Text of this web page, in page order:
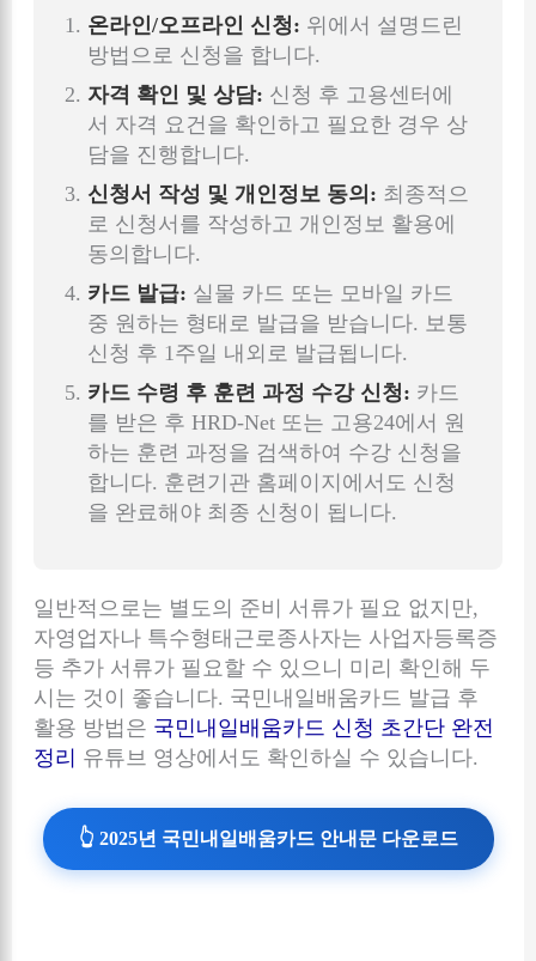
온라인/오프라인 신청: 위에서 설명드린
방법으로 신청을 합니다.
자격 확인 및 상담: 신청 후 고용센터에
서 자격 요건을 확인하고 필요한 경우 상
담을 진행합니다.
신청서 작성 및 개인정보 동의: 최종적으
로 신청서를 작성하고 개인정보 활용에
동의합니다.
카드 발급: 실물 카드 또는 모바일 카드
중 원하는 형태로 발급을 받습니다. 보통
신청 후 1주일 내외로 발급됩니다.
카드 수령 후 훈련 과정 수강 신청: 카드
를 받은 후 HRD-Net 또는 고용24에서 원
하는 훈련 과정을 검색하여 수강 신청을
합니다. 훈련기관 홈페이지에서도 신청
을 완료해야 최종 신청이 됩니다.
일반적으로는 별도의 준비 서류가 필요 없지만,
자영업자나 특수형태근로종사자는 사업자등록증
등 추가 서류가 필요할 수 있으니 미리 확인해 두
시는 것이 좋습니다. 국민내일배움카드 발급 후
활용 방법은 국민내일배움카드 신청 초간단 완전
정리 유튜브 영상에서도 확인하실 수 있습니다.
👆 2025년 국민내일배움카드 안내문 다운로드